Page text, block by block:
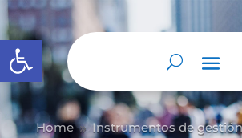
Abrir barra de herramientas
Home 9 Instrumentos de